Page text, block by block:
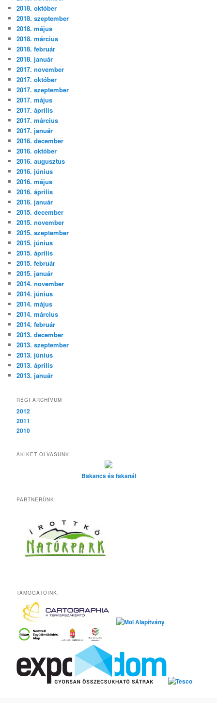
2018. október
2018. szeptember
2018. május
2018. március
2018. február
2018. január
2017. november
2017. október
2017. szeptember
2017. május
2017. április
2017. március
2017. január
2016. december
2016. október
2016. augusztus
2016. június
2016. május
2016. április
2016. január
2015. december
2015. november
2015. szeptember
2015. június
2015. április
2015. február
2015. január
2014. november
2014. június
2014. május
2014. március
2014. február
2013. december
2013. szeptember
2013. június
2013. április
2013. január
RÉGI ARCHÍVUM
2012
2011
2010
AKIKET OLVASUNK:
Bakancs és fakanál
PARTNERÜNK:
TÁMOGATÓINK: